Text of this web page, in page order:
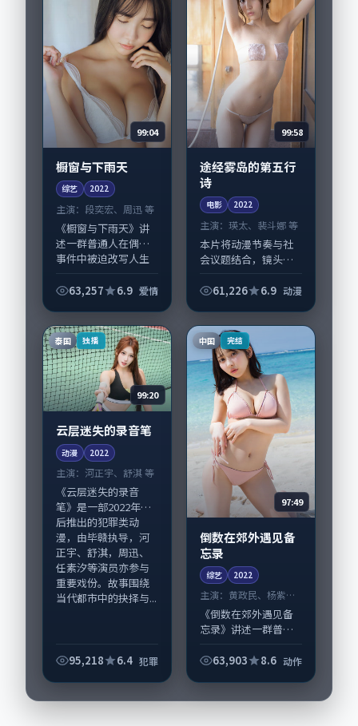
99:04
橱窗与下雨天
综艺 2022
主演： 段奕宏、周迅 等
《橱窗与下雨天》讲
述一群普通人在偶然
事件中被迫改写人生
型元素服务于人物刻
段奕宏、周迅的情感...
63,257 6.9 爱情
99:58
途经雾岛的第五行
诗
电影 2022
主演：瑛太、裴斗娜 等
本片将动漫节奏与社
会议题结合，镜头语
《途经雾岛的第五行
线；取景与声音设计
凸显美国城市质感，
适...
61,226 6.9 动漫
泰国 独播
99:20
云层迷失的录音笔
动漫 2022
主演： 河正宇、舒淇 等
《云层迷失的录音
笔》是一部2022年前
后推出的犯罪类动
漫，由毕赣执导，河
正宇、舒淇，周迅、
任素汐等演员亦参与
重要戏份。故事围绕
当代都市中的抉择与...
95,218 6.4 犯罪
中国 完结
97:49
倒数在郊外遇见备
忘录
综艺 2022
主演： 黄政民、杨紫琼
等
《倒数在郊外遇见备
忘录》讲述一群普通
改写人生轨迹的故
头。导演宁浩擅长留
63,903 8.6 动作